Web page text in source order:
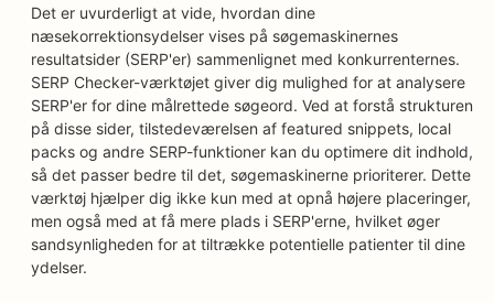
Det er uvurderligt at vide, hvordan dine
næsekorrektionsydelser vises på søgemaskinernes
resultatsider (SERP'er) sammenlignet med konkurrenternes.
SERP Checker-værktøjet giver dig mulighed for at analysere
SERP'er for dine målrettede søgeord. Ved at forstå strukturen
på disse sider, tilstedeværelsen af featured snippets, local
packs og andre SERP-funktioner kan du optimere dit indhold,
så det passer bedre til det, søgemaskinerne prioriterer. Dette
værktøj hjælper dig ikke kun med at opnå højere placeringer,
men også med at få mere plads i SERP'erne, hvilket øger
sandsynligheden for at tiltrække potentielle patienter til dine
ydelser.